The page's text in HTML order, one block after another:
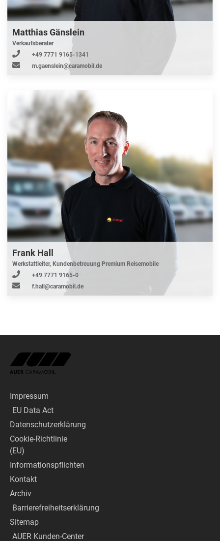
Matthias Gänslein
Verkaufsberater
+49 7771 9165-1341
m.gaenslein@caramobil.de
Frank Hall
Werkstattleiter, Kundenbetreuung Premium Reisemobile
+49 7771 9165-0
f.hall@caramobil.de
Impressum
EU Data Act
Datenschutzerklärung
Cookie-Richtlinie
(EU)
Informationspflichten
Kontakt
Archiv
Barrierefreiheitserklärung
Sitemap
AUER Kunden-Center